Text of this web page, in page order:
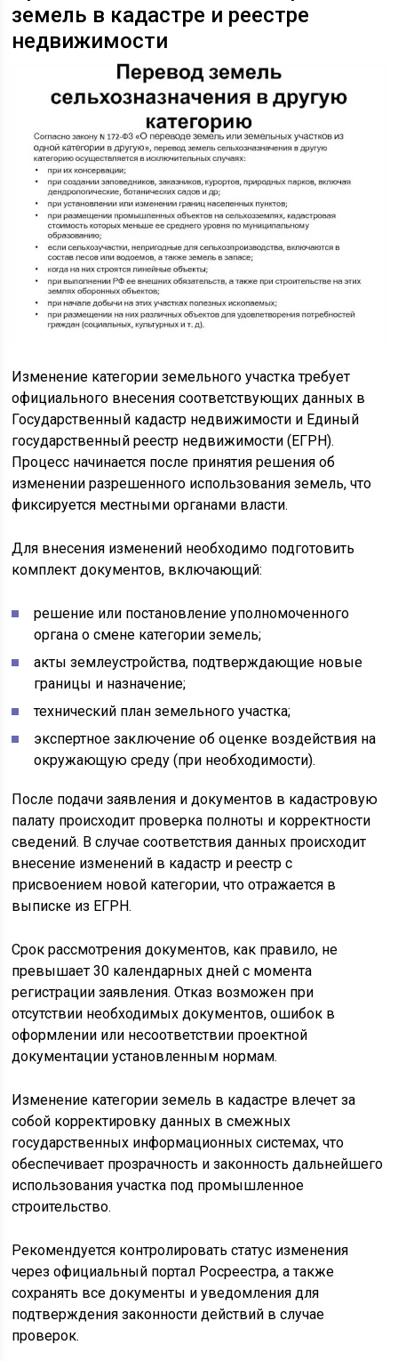
земель в кадастре и реестре
недвижимости
Изменение категории земельного участка требует
официального внесения соответствующих данных в
Государственный кадастр недвижимости и Единый
государственный реестр недвижимости (ЕГРН).
Процесс начинается после принятия решения об
изменении разрешенного использования земель, что
фиксируется местными органами власти.
Для внесения изменений необходимо подготовить
комплект документов, включающий:
решение или постановление уполномоченного
органа о смене категории земель;
акты землеустройства, подтверждающие новые
границы и назначение;
технический план земельного участка;
экспертное заключение об оценке воздействия на
окружающую среду (при необходимости).
После подачи заявления и документов в кадастровую
палату происходит проверка полноты и корректности
сведений. В случае соответствия данных происходит
внесение изменений в кадастр и реестр с
присвоением новой категории, что отражается в
выписке из ЕГРН.
Срок рассмотрения документов, как правило, не
превышает 30 календарных дней с момента
регистрации заявления. Отказ возможен при
отсутствии необходимых документов, ошибок в
оформлении или несоответствии проектной
документации установленным нормам.
Изменение категории земель в кадастре влечет за
собой корректировку данных в смежных
государственных информационных системах, что
обеспечивает прозрачность и законность дальнейшего
использования участка под промышленное
строительство.
Рекомендуется контролировать статус изменения
через официальный портал Росреестра, а также
сохранять все документы и уведомления для
подтверждения законности действий в случае
проверок.